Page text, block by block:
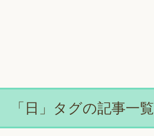
「日」タグの記事一覧